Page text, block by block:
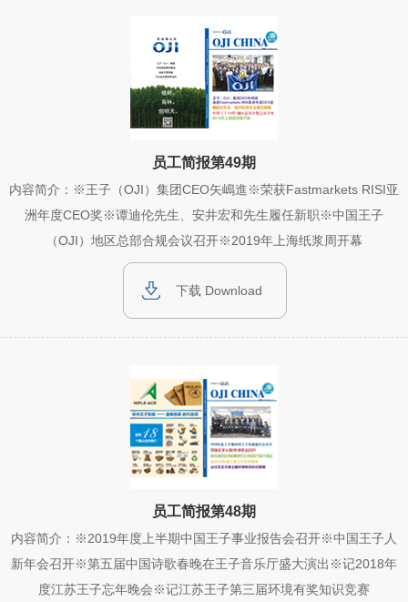
员工简报第49期
内容简介：※王子（OJI）集团CEO矢嶋進※荣获Fastmarkets RISI亚
洲年度CEO奖※谭迪伦先生、安井宏和先生履任新职※中国王子
（OJI）地区总部合规会议召开※2019年上海纸浆周开幕
下载 Download
员工简报第48期
内容简介：※2019年度上半期中国王子事业报告会召开※中国王子人
新年会召开※第五届中国诗歌春晚在王子音乐厅盛大演出※记2018年
度江苏王子忘年晚会※记江苏王子第三届环境有奖知识竞赛